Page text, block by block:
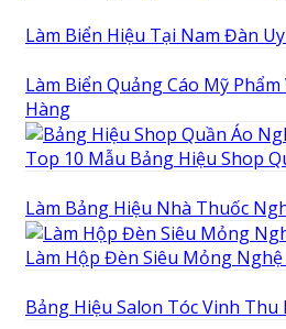
Làm Biển Hiệu Tại Nam Đàn
Làm Biển Quảng Cáo Mỹ
Hàng
Top 10 Mẫu Bảng Hiệu Shop
Làm Bảng Hiệu Nhà Thuốc
Làm Hộp Đèn Siêu Mỏng
Bảng Hiệu Salon Tóc Vinh